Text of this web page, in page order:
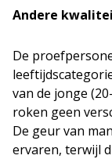
Andere
De
van de jonge
roken geen
De geur van
ervaren, terwijl